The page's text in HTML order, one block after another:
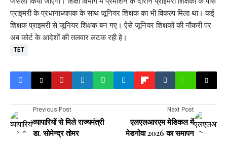
प्राइमरी के प्रधानाध्यापक के साथ जूनियर शिक्षक का भी विकल्प मिला था। कई
शिक्षक प्राइमरी से जूनियर शिक्षक बन गए। ऐसे जूनियर शिक्षकों की नौकरी पर
अब कोर्ट के आदेशों की तलवार लटक रही हे।
TET
Previous Post
व्यापारियों से मिले राज्यमंत्री
डा. सोमेन्द्र तोमर
Next Post
एलएलआरएम मेडिकल में
मेडनोवा 2026 का समापन